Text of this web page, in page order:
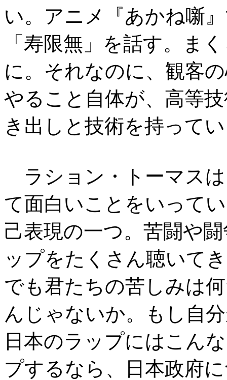
い。アニメ『あかね噺
「寿限無」を話す。ま
に。それなのに、観客
やること自体が、高等
き出しと技術を持って
ラション・トーマス
て面白いことをいって
己表現の一つ。苦闘や
ップをたくさん聴いて
でも君たちの苦しみは
んじゃないか。もし自
日本のラップにはこん
プするなら、日本政府